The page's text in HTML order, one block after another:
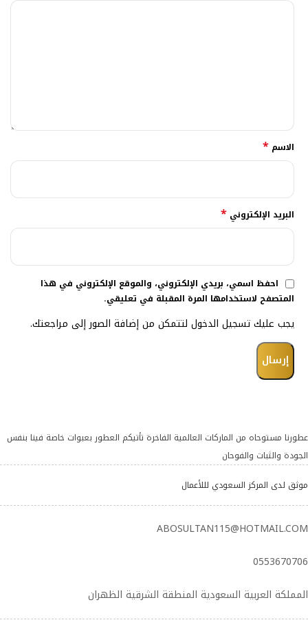
الاسم *
البريد الإلكتروني *
احفظ اسمي، بريدي الإلكتروني، والموقع الإلكتروني في هذا
المتصفح لاستخدامها المرة المقبلة في تعليقي.
يجب عليك تسجيل الدخول لتتمكن من إضافة الصور إلى مراجعتك.
عطورنا مستوحاه من الماركات العالمية الفاخرة تأتيكم العطور بعبوات خاصة فينا بنفس
الجودة والثبات والفوحان
موثق لدى المركز السعودي لللأعمال
ABOSULTAN115@HOTMAIL.COM
0553670706
المملكة العربية السعودية المنطقة الشرقية الظهران